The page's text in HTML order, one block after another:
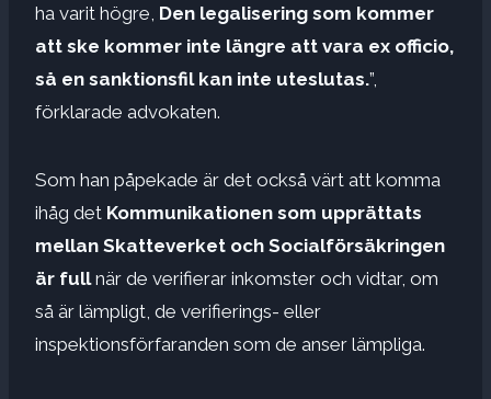
ha varit högre, Den legalisering som kommer
att ske kommer inte längre att vara ex officio,
så en sanktionsfil kan inte uteslutas.”,
förklarade advokaten.
Som han påpekade är det också värt att komma
ihåg det Kommunikationen som upprättats
mellan Skatteverket och Socialförsäkringen
är fullnär de verifierar inkomster och vidtar, om
så är lämpligt, de verifierings- eller
inspektionsförfaranden som de anser lämpliga.